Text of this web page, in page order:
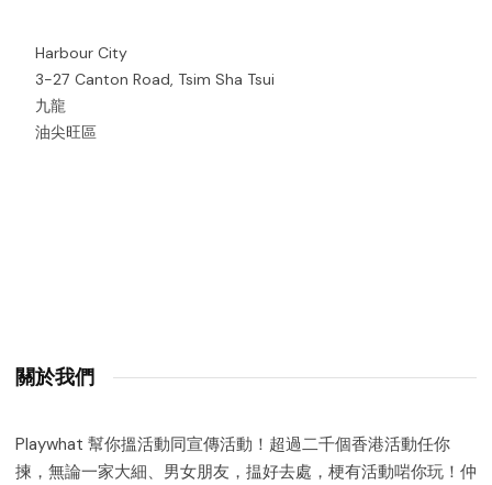
Harbour City
3-27 Canton Road, Tsim Sha Tsui
九龍
油尖旺區
關於我們
Playwhat 幫你搵活動同宣傳活動！超過二千個香港活動任你
揀，無論一家大細、男女朋友，揾好去處，梗有活動啱你玩！仲